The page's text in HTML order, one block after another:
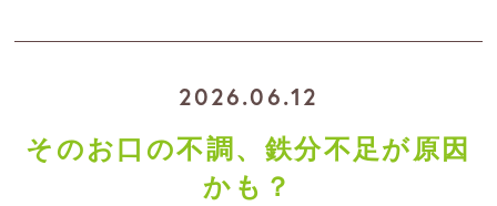
2026.06.12
そのお口の不調、鉄分不足が原因
かも？